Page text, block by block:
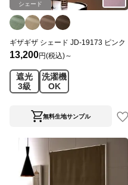
シェード
ギザギザ シェード JD-19173 ピンク
13,200円(税込)～
遮光
3級
洗濯機
OK
無料生地サンプル